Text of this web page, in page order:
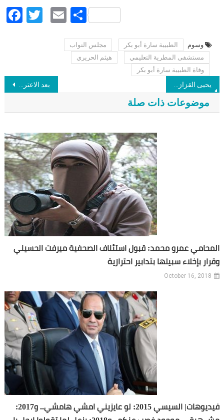
Facebook
Twitter
EmailShare
وسوم الطبيبة سارة أبو بكر
مجلس النواب
مستشفى المطرية التعليمي
هيثم الحريري
وفاة الطبيبة سارة أبو بكر
Post navigation
بعد الاعتراف بمقتل خاشقجي.. قرارات سعودية: لجنة لهيكلة المخابرات يرأسها بن سلمان.. وإعفاء عسيري والقطحاني وضباط كبار
موضوعات ذات صلة
المحامي عمرو محمد: قبول استئناف الصحفية ميرفت الحسيني
وقرار بإخلاء سبيلها بتدابير احترازية
October 16, 2018
فيديوهات| السيسي 2015: لو عايزيني امشي هامشي.. و2017: